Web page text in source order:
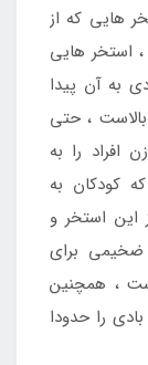
هایی که از
استخر هایی
به آن پیدا
، حتی
افراد را به
کودکان به
این استخر و
ضخیمی برای
، همچنین
را حدودا